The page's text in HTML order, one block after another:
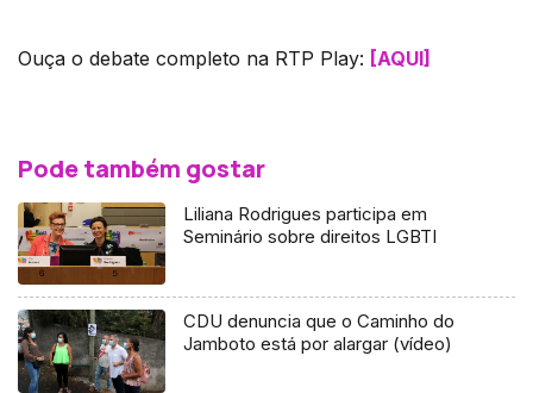
Ouça o debate completo na RTP Play: [AQUI]
Pode também gostar
Liliana Rodrigues participa em
Seminário sobre direitos LGBTI
CDU denuncia que o Caminho do
Jamboto está por alargar (vídeo)